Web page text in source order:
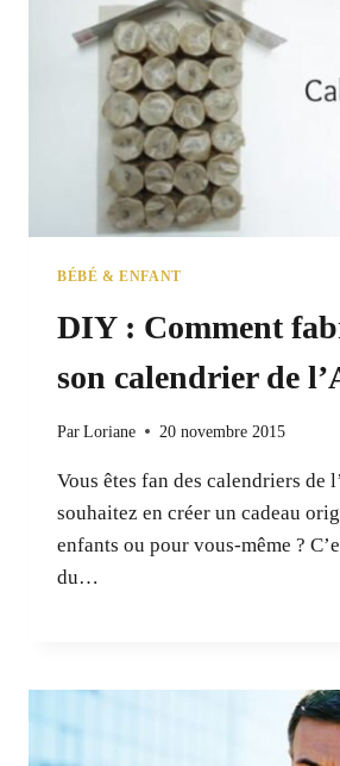
BÉBÉ & ENFANT
DIY : Comment
son calendrier de
Par Loriane 20 novembre 2015
Vous êtes fan des calendriers de
souhaitez en créer un cadeau
enfants ou pour vous-même ?
du…